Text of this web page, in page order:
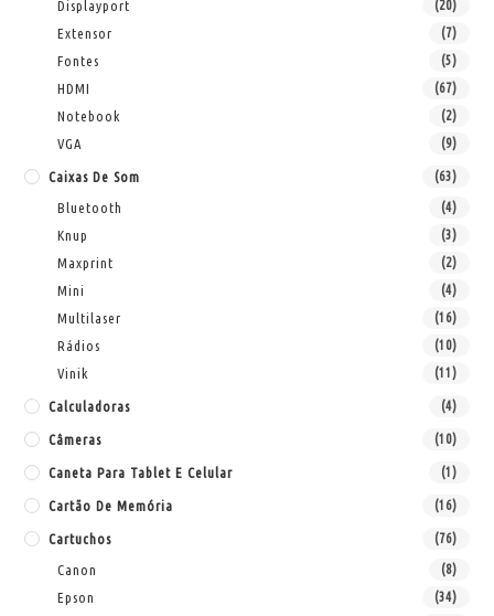
Displayport (20)
Extensor (7)
Fontes (5)
HDMI (67)
Notebook (2)
VGA (9)
Caixas De Som (63)
Bluetooth (4)
Knup (3)
Maxprint (2)
Mini (4)
Multilaser (16)
Rádios (10)
Vinik (11)
Calculadoras (4)
Câmeras (10)
Caneta Para Tablet E Celular (1)
Cartão De Memória (16)
Cartuchos (76)
Canon (8)
Epson (34)